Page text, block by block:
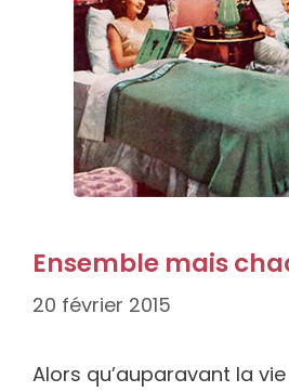
Ensemble mais
20 février 2015
Alors qu’auparavant la